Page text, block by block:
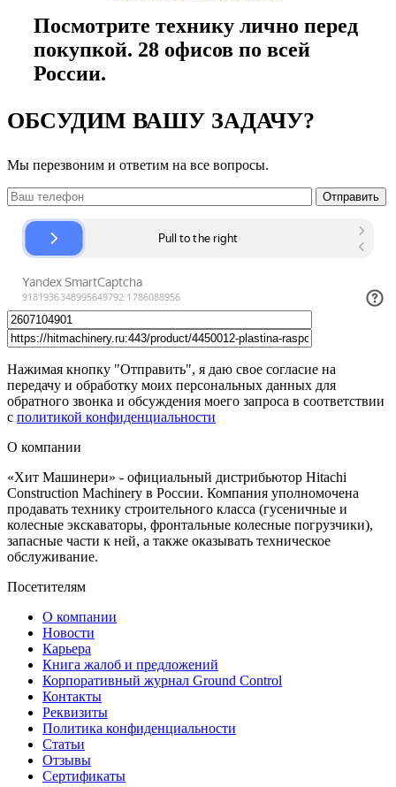
Посмотрите технику лично перед
покупкой. 28 офисов по всей
России.
ОБСУДИМ ВАШУ ЗАДАЧУ?
Мы перезвоним и ответим на все вопросы.
Нажимая кнопку "Отправить", я даю свое согласие на
передачу и обработку моих персональных данных для
обратного звонка и обсуждения моего запроса в соответствии
с политикой конфиденциальности
О компании
«Хит Машинери» - официальный дистрибьютор Hitachi
Construction Machinery в России. Компания уполномочена
продавать технику строительного класса (гусеничные и
колесные экскаваторы, фронтальные колесные погрузчики),
запасные части к ней, а также оказывать техническое
обслуживание.
Посетителям
О компании
Новости
Карьера
Книга жалоб и предложений
Корпоративный журнал Ground Control
Контакты
Реквизиты
Политика конфиденциальности
Статьи
Отзывы
Сертификаты